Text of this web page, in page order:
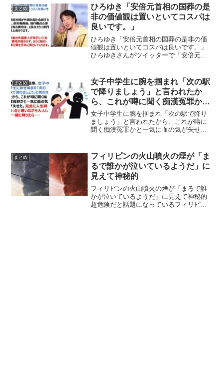
ツを代わりに頑張る良い子になるかとい
う点について言及した投...
まとめ
ひろゆき「安倍元首相の国葬の是
非の価値観は置いといてコスパは
良いです。」
ひろゆき「安倍元首相の国葬の是非の価
値観は置いといてコスパは良いです。」
ひろゆきさんがツイッターで「安倍元首
投稿し反響を呼んでいます。ネットの声
こういう事をコスパって言...
まとめ
女子中学生に腕を掴まれ「次の駅
で降りましょう」と言われたか
ら、これが噂に聞く痴漢冤罪かと
一気に血の気が失せた・・・
女子中学生に腕を掴まれ「次の駅で降り
ましょう」と言われたから、これが噂に
聞く痴漢冤罪かと一気に血の気が失せ
言われたから、これが噂に聞く痴漢冤罪
かと一気に血の気が失せた。...
まとめ
フィリピンの火山噴火の煙が「ま
るで誰かが泣いているようだ」に
見えて神秘的
フィリピンの火山噴火の煙が「まるで誰
かが泣いているようだ」に見えて神秘的
超危険だと話題になっているフィリピン